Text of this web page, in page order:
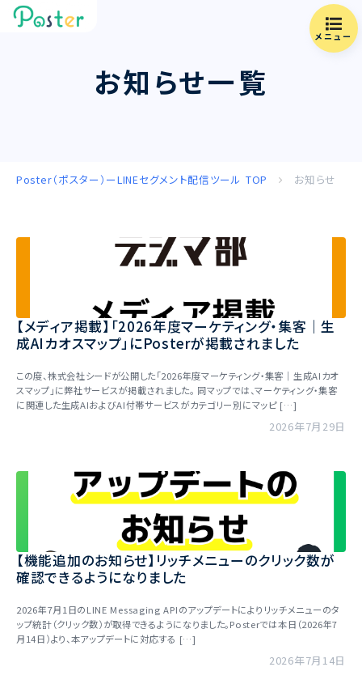
メニュー
お知らせ一覧
Poster（ポスター）ーLINEセグメント配信ツール TOP お知らせ
【メディア掲載】「2026年度マーケティング・集客｜生
成AIカオスマップ」にPosterが掲載されました
この度、株式会社シードが公開した「2026年度マーケティング・集客｜生成AIカオ
スマップ」に弊社サービスが掲載されました。 同マップでは、マーケティング・集客
に関連した生成AIおよびAI付帯サービスがカテゴリー別にマッピ […]
2026年7月29日
【機能追加のお知らせ】リッチメニューのクリック数が
確認できるようになりました
2026年7月1日のLINE Messaging APIのアップデートによりリッチメニューのタ
ップ統計（クリック数）が取得できるようになりました。Posterでは本日（2026年7
月14日）より、本アップデートに対応する […]
2026年7月14日